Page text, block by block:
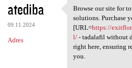
atediba
09.11.2024
Adres
Browse our site
Browse our site for
solutions. Purchase
[URL=https://
l/- tadalafil without
right here, ensuring
you.